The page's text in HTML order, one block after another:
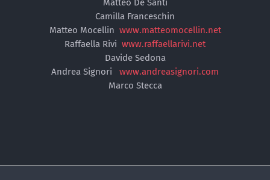
Matteo De Santi
Camilla Franceschin
Matteo Mocellin www.matteomocellin.net
Raffaella Rivi www.raffaellarivi.net
Davide Sedona
Andrea Signori www.andreasignori.com
Marco Stecca